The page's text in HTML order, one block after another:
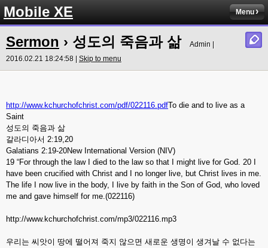
Mobile XE Menu
Sermon › 성도의 죽음과 삶
Admin |
2016.02.21 18:24:58 | Skip to menu
http://www.kchurchofchrist.com/pdf/022116.pdfTo die and to live as a
Saint
성도의 죽음과 삶
갈라디아서 2:19,20
Galatians 2:19-20New International Version (NIV)
19 “For through the law I died to the law so that I might live for God. 20 I
have been crucified with Christ and I no longer live, but Christ lives in me.
The life I now live in the body, I live by faith in the Son of God, who loved
me and gave himself for me.(022116)
http://www.kchurchofchrist.com/mp3/022116.mp3
우리는 씨앗이 땅에 떨어져 죽지 않으면 새로운 생명이 생겨날 수 없다는